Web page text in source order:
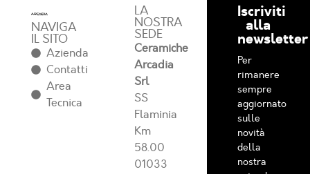
NAVIGA
IL SITO
Azienda
Contatti
Area
Tecnica
LA
NOSTRA
SEDE
Ceramiche
Arcadia
Srl
SS
Flaminia
Km
58.00
01033
Iscriviti
alla
newsletter
Per
rimanere
sempre
aggiornato
sulle
novità
della
nostra